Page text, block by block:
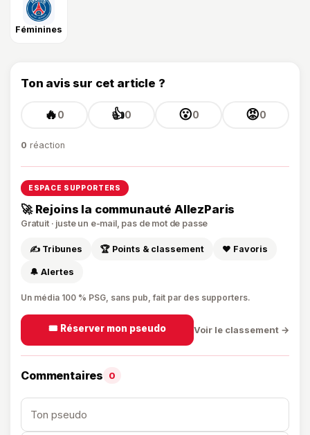
Féminines
Ton avis sur cet article ?
🔥0 👍0 😮0 😡0
0 réaction
ESPACE SUPPORTERS
🚀 Rejoins la communauté AllezParis
Gratuit · juste un e-mail, pas de mot de passe
✍️ Tribunes 🏆 Points & classement ❤️ Favoris
🔔 Alertes
Un média 100 % PSG, sans pub, fait par des supporters.
🎟️ Réserver mon pseudo Voir le classement →
Commentaires 0